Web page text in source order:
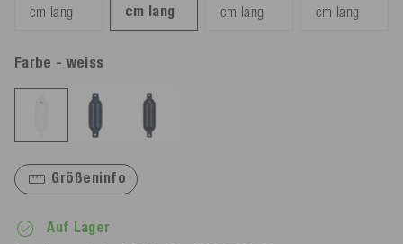
cm lang
cm lang
cm lang
cm lang
Farbe - weiss
Größeninfo
Auf Lager